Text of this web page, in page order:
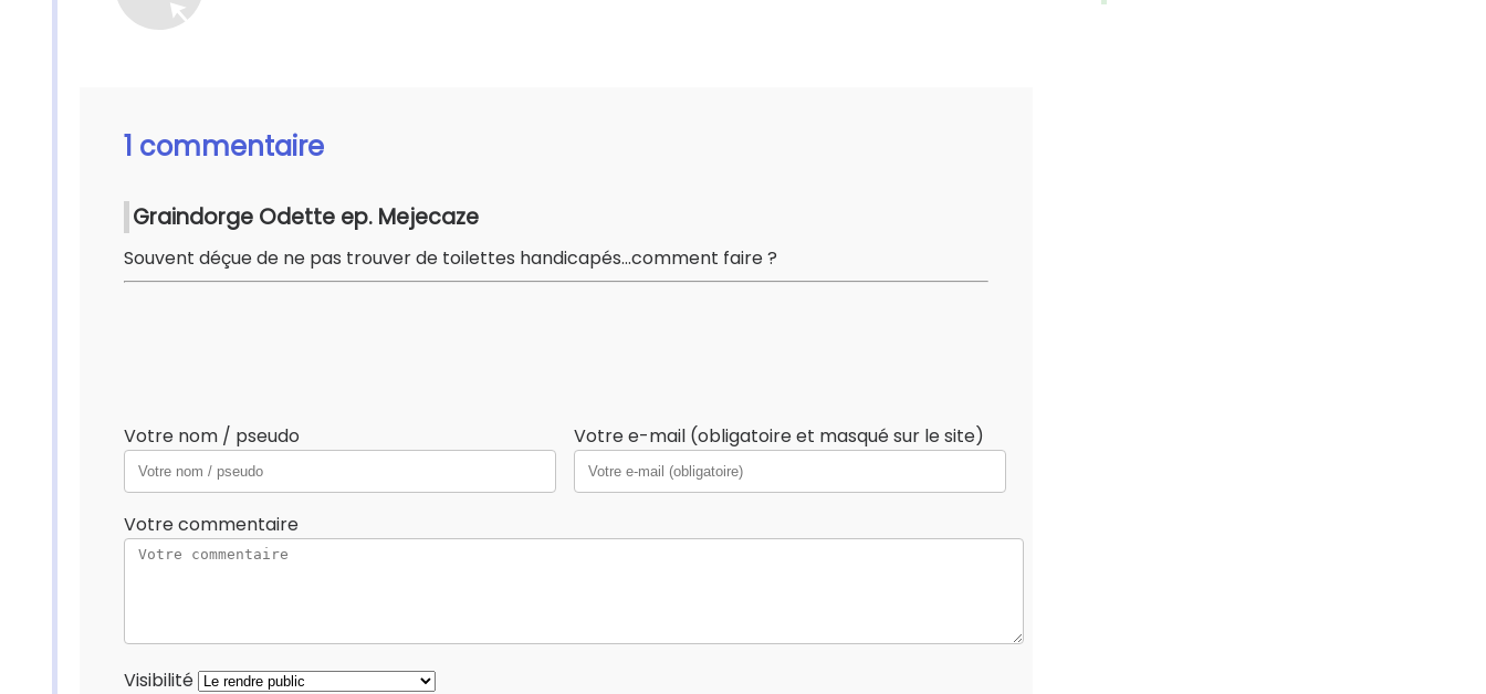
1 commentaire
Graindorge Odette ep. Mejecaze
Souvent déçue de ne pas trouver de toilettes handicapés...comment faire ?
Votre nom / pseudo Votre e-mail (obligatoire et masqué sur le site)
Votre commentaire
Visibilité